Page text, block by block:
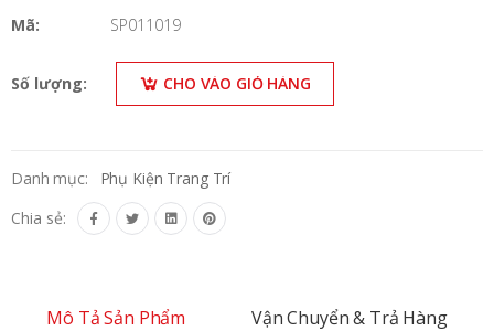
Mã: SP011019
Số lượng: CHO VÀO GIỎ HÀNG
Danh mục:
Phụ Kiện Trang Trí
Chia sẻ:
Mô Tả Sản Phẩm
Vận Chuyển & Trả Hàng